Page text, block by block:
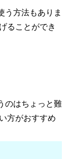
う方法もありま
ることができ
のはちょっと難
方がおすすめ